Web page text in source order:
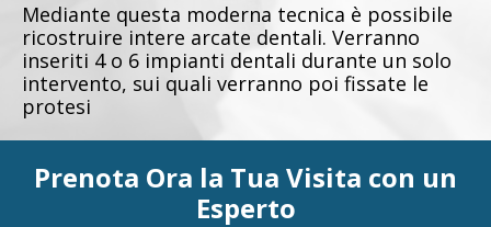
Mediante questa moderna tecnica è possibile
ricostruire intere arcate dentali. Verranno
inseriti 4 o 6 impianti dentali durante un solo
intervento, sui quali verranno poi fissate le
protesi
Prenota Ora la Tua Visita con un
Esperto